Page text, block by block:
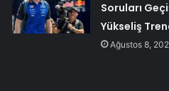
Soruları
Yükseliş
Ağustos 8,